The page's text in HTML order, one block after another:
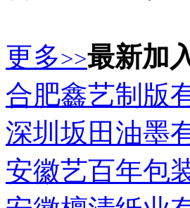
更多>>最新加
合肥鑫艺制版
深圳坂田油墨
安徽艺百年包